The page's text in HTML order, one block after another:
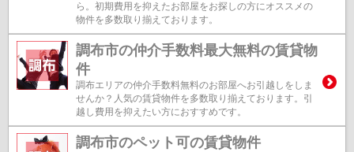
ら。初期費用を抑えたお部屋をお探しの方にオススメの
物件を多数取り揃えております。
調布市の仲介手数料最大無料の賃貸物
件
調布エリアの仲介手数料無料のお部屋へお引越しをしま
せんか？人気の賃貸物件を多数取り揃えております。引
越し費用を抑えたい方におすすめです。
調布市のペット可の賃貸物件